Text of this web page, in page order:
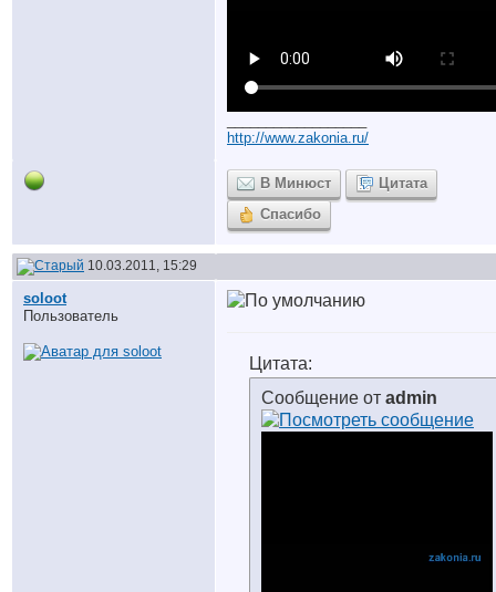
http://www.zakonia.ru/
В Минюст
Цитата
Спасибо
10.03.2011, 15:29
soloot
Пользователь
Цитата:
Сообщение от admin